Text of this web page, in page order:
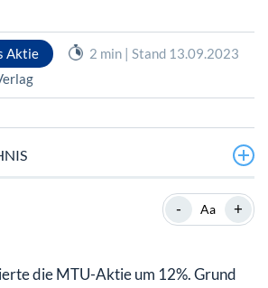
Aktie
2 min | Stand 13.09.2023
Gewinnwarnung aus München
- Aa +
die MTU-Aktie um 12%. Grund